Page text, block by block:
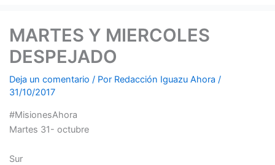
MARTES Y MIERCOLES
DESPEJADO
Deja un comentario / Por Redacción Iguazu Ahora /
31/10/2017
#MisionesAhora
Martes 31- octubre
Sur